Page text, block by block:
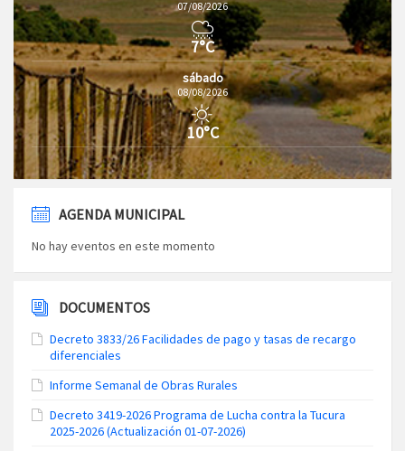
07/08/2026
7°C
sábado
08/08/2026
10°C
AGENDA MUNICIPAL
No hay eventos en este momento
DOCUMENTOS
Decreto 3833/26 Facilidades de pago y tasas de recargo
diferenciales
Informe Semanal de Obras Rurales
Decreto 3419-2026 Programa de Lucha contra la Tucura
2025-2026 (Actualización 01-07-2026)